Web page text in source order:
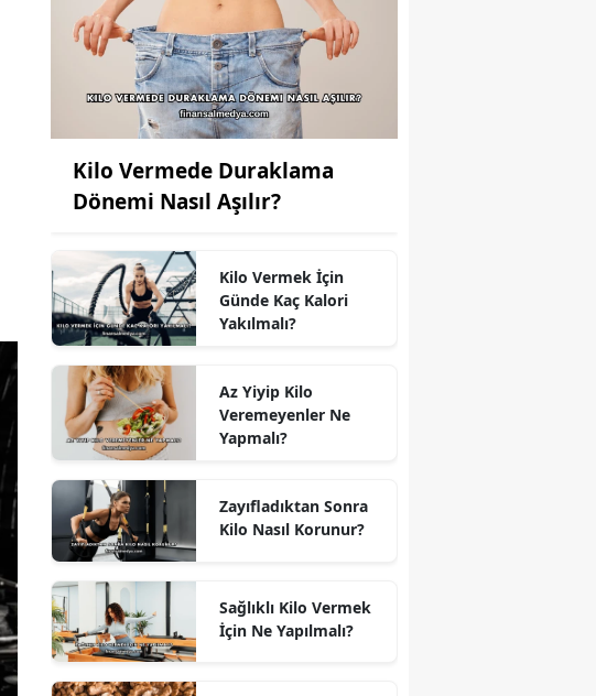
Kilo Vermede Duraklama
Dönemi Nasıl Aşılır?
Kilo Vermek İçin
Günde Kaç Kalori
Yakılmalı?
Az Yiyip Kilo
Veremeyenler Ne
Yapmalı?
Zayıfladıktan Sonra
Kilo Nasıl Korunur?
Sağlıklı Kilo Vermek
İçin Ne Yapılmalı?